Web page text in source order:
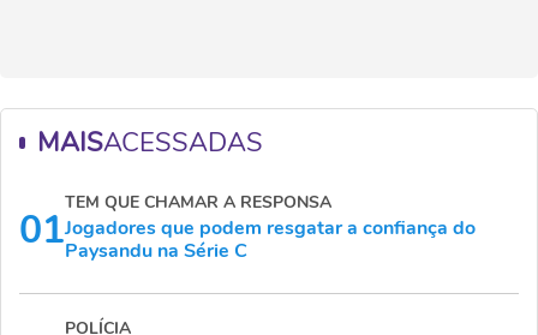
MAISACESSADAS
01
TEM QUE CHAMAR A RESPONSA
Jogadores que podem resgatar a confiança do
Paysandu na Série C
POLÍCIA